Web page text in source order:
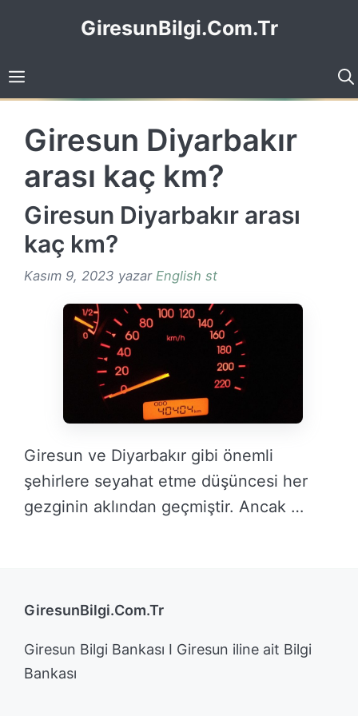
GiresunBilgi.Com.Tr
Giresun Diyarbakır
arası kaç km?
Giresun Diyarbakır arası
kaç km?
Kasım 9, 2023 yazar English st
Giresun ve Diyarbakır gibi önemli
şehirlere seyahat etme düşüncesi her
gezginin aklından geçmiştir. Ancak …
GiresunBilgi.Com.Tr
Giresun Bilgi Bankası I Giresun iline ait Bilgi
Bankası